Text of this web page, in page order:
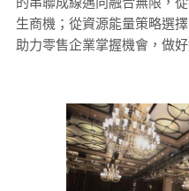
的串聯成線邁向融合無限，
生商機；從資源能量策略選
助力零售企業掌握機會，做